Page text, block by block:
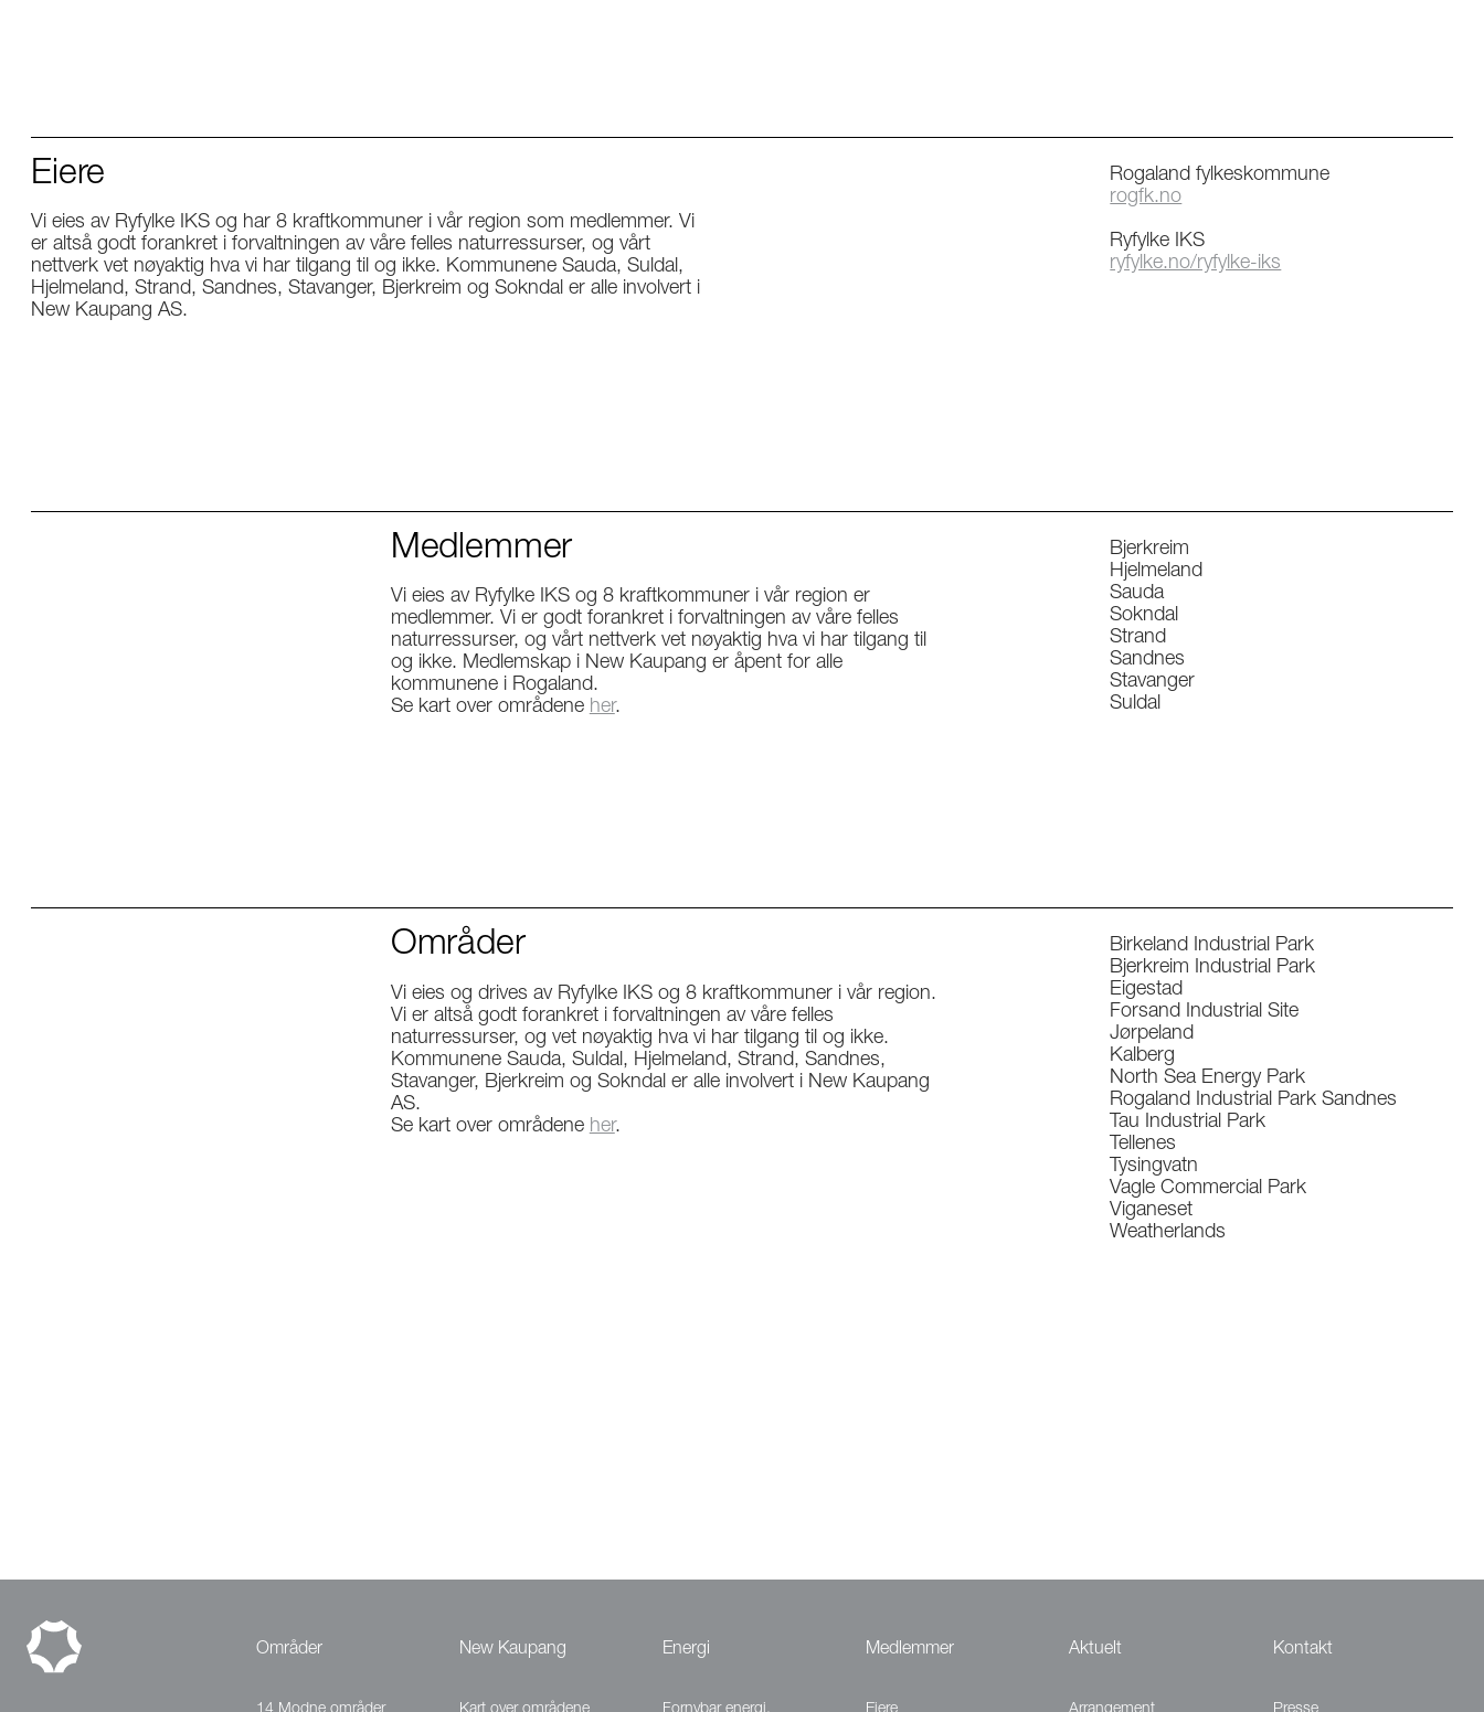
Eiere
Vi eies av Ryfylke IKS og har 8 kraftkommuner i vår region som medlemmer. Vi
er altså godt forankret i forvaltningen av våre felles naturressurser, og vårt
nettverk vet nøyaktig hva vi har tilgang til og ikke. Kommunene Sauda, Suldal,
Hjelmeland, Strand, Sandnes, Stavanger, Bjerkreim og Sokndal er alle involvert i
New Kaupang AS.
Rogaland fylkeskommune
rogfk.no
Ryfylke IKS
ryfylke.no/ryfylke-iks
Medlemmer
Vi eies av Ryfylke IKS og 8 kraftkommuner i vår region er
medlemmer. Vi er godt forankret i forvaltningen av våre felles
naturressurser, og vårt nettverk vet nøyaktig hva vi har tilgang til
og ikke. Medlemskap i New Kaupang er åpent for alle
kommunene i Rogaland.
Se kart over områdene her.
Bjerkreim
Hjelmeland
Sauda
Sokndal
Strand
Sandnes
Stavanger
Suldal
Områder
Vi eies og drives av Ryfylke IKS og 8 kraftkommuner i vår region.
Vi er altså godt forankret i forvaltningen av våre felles
naturressurser, og vet nøyaktig hva vi har tilgang til og ikke.
Kommunene Sauda, Suldal, Hjelmeland, Strand, Sandnes,
Stavanger, Bjerkreim og Sokndal er alle involvert i New Kaupang
AS.
Se kart over områdene her.
Birkeland Industrial Park
Bjerkreim Industrial Park
Eigestad
Forsand Industrial Site
Jørpeland
Kalberg
North Sea Energy Park
Rogaland Industrial Park Sandnes
Tau Industrial Park
Tellenes
Tysingvatn
Vagle Commercial Park
Viganeset
Weatherlands
Områder New Kaupang Energi Medlemmer Aktuelt Kontakt